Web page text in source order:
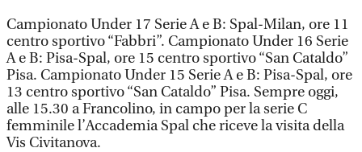
Campionato Under 17 Serie A e B: Spal-Milan, ore 11
centro sportivo “Fabbri”. Campionato Under 16 Serie
A e B: Pisa-Spal, ore 15 centro sportivo “San Cataldo”
Pisa. Campionato Under 15 Serie A e B: Pisa-Spal, ore
13 centro sportivo “San Cataldo” Pisa. Sempre oggi,
alle 15.30 a Francolino, in campo per la serie C
femminile l’Accademia Spal che riceve la visita della
Vis Civitanova.